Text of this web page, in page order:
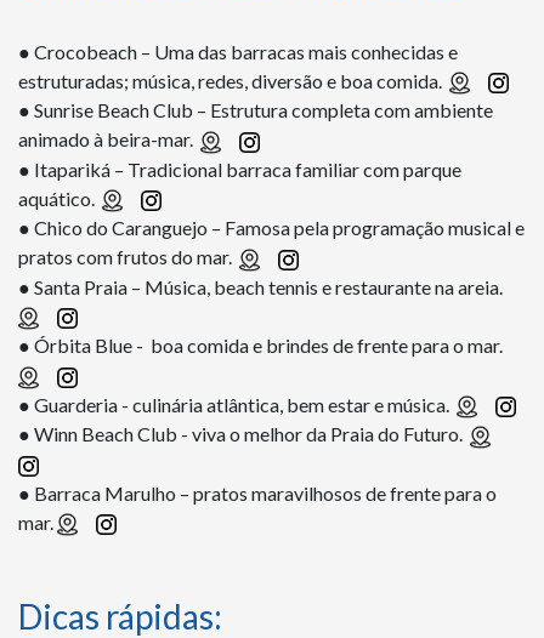
● Crocobeach – Uma das barracas mais conhecidas e
estruturadas; música, redes, diversão e boa comida.
● Sunrise Beach Club – Estrutura completa com ambiente
animado à beira-mar.
● Itapariká – Tradicional barraca familiar com parque
aquático.
● Chico do Caranguejo – Famosa pela programação musical e
pratos com frutos do mar.
● Santa Praia – Música, beach tennis e restaurante na areia.
● Órbita Blue - boa comida e brindes de frente para o mar.
● Guarderia - culinária atlântica, bem estar e música.
● Winn Beach Club - viva o melhor da Praia do Futuro.
● Barraca Marulho – pratos maravilhosos de frente para o
mar.
Dicas rápidas: